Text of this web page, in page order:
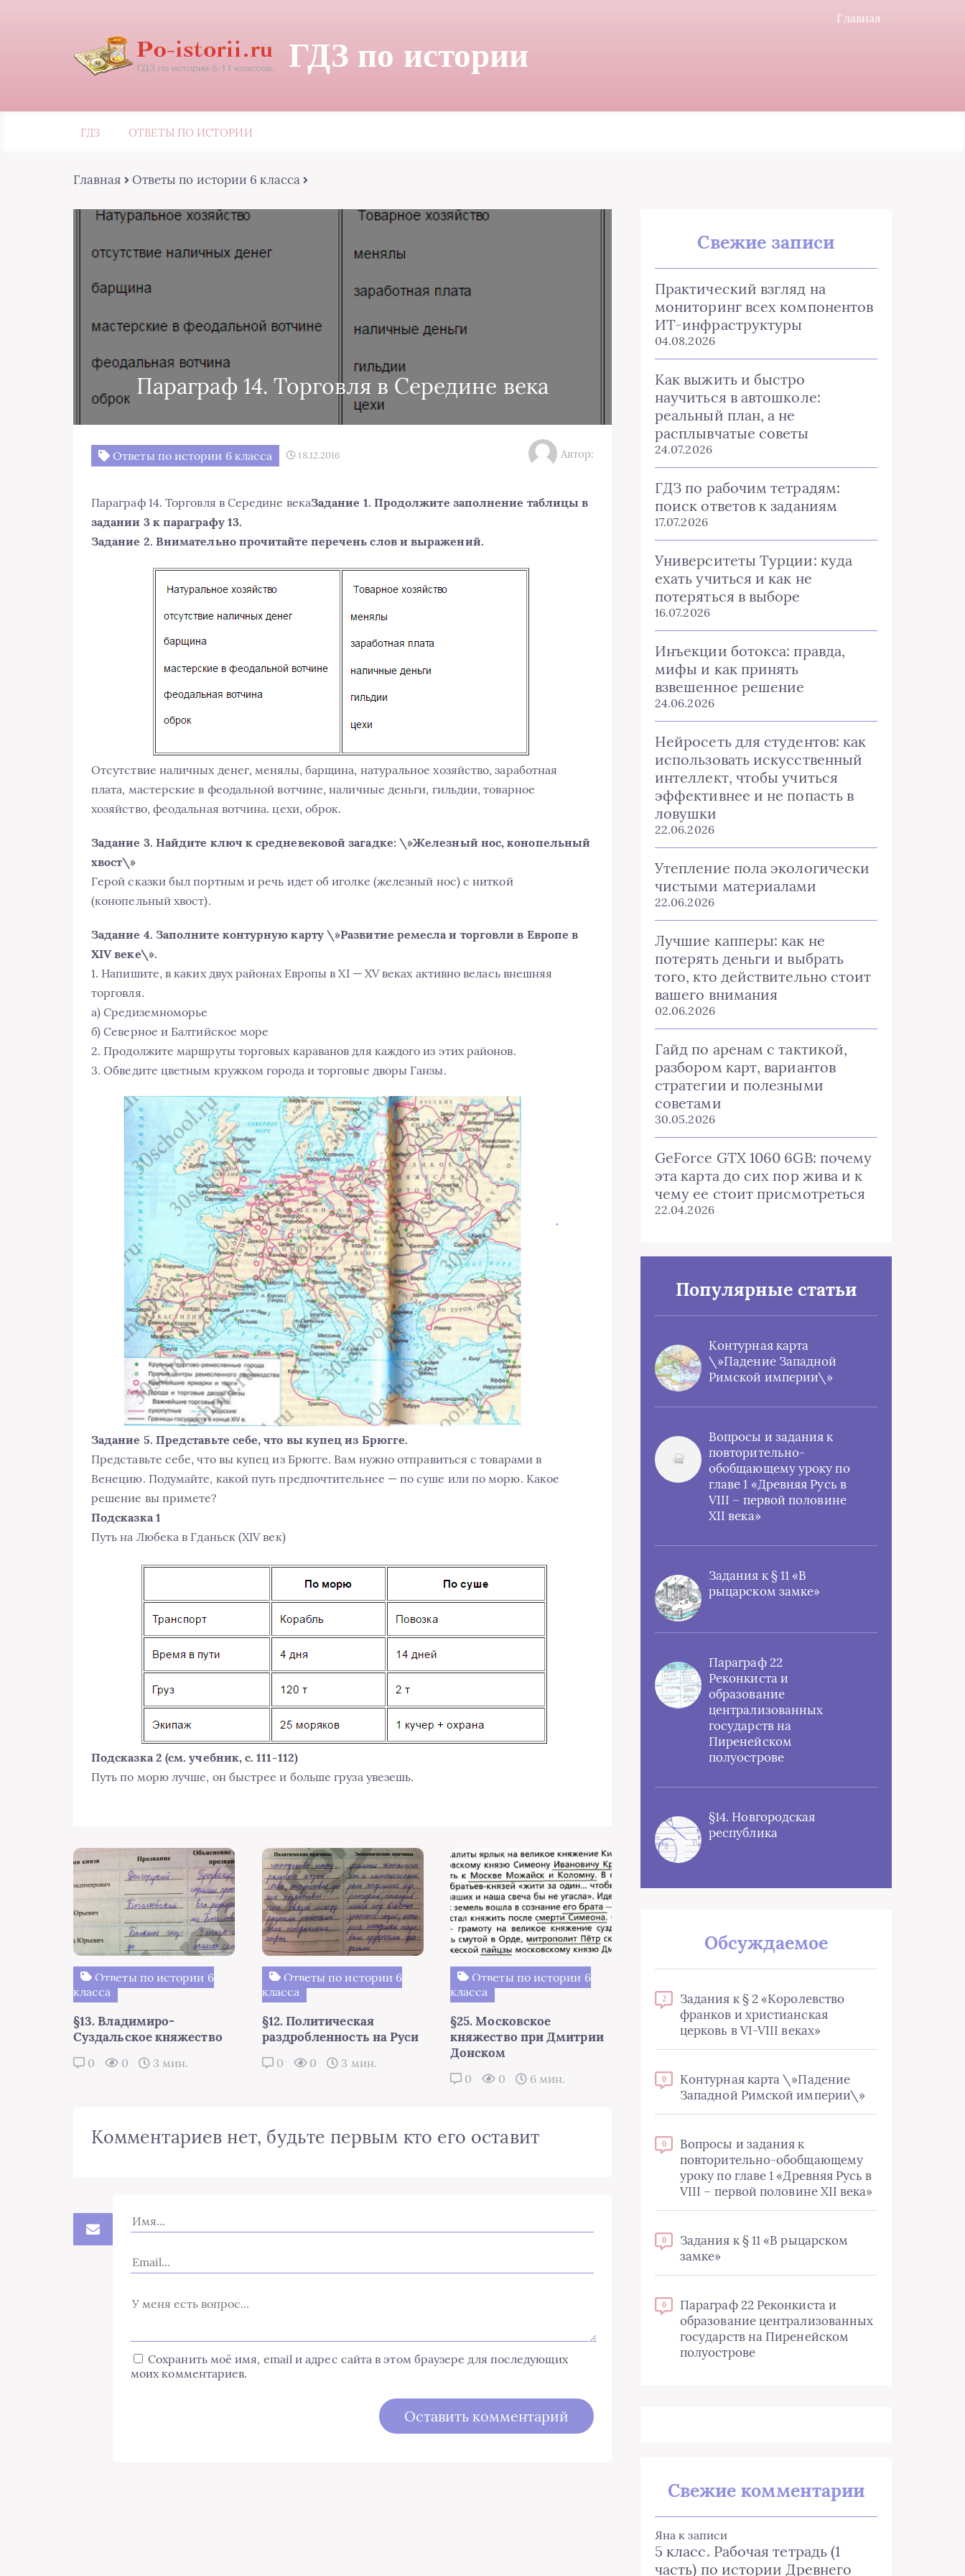
Главная
ГДЗ по истории
ГДЗ ОТВЕТЫ ПО ИСТОРИИ
Главная Ответы по истории 6 класса
Параграф 14. Торговля в Середине века
Ответы по истории 6 класса 18.12.2016 Автор:
Параграф 14. Торговля в Середине векаЗадание 1. Продолжите заполнение таблицы в
задании 3 к параграфу 13.
Задание 2. Внимательно прочитайте перечень слов и выражений.
Отсутствие наличных денег, менялы, барщина, натуральное хозяйство, заработная
плата, мастерские в феодальной вотчине, наличные деньги, гильдии, товарное
хозяйство, феодальная вотчина. цехи, оброк.
Задание 3. Найдите ключ к средневековой загадке: \»Железный нос, конопельный
хвост\»
Герой сказки был портным и речь идет об иголке (железный нос) с ниткой
(конопельный хвост).
Задание 4. Заполните контурную карту \»Развитие ремесла и торговли в Европе в
XIV веке\».
1. Напишите, в каких двух районах Европы в XI — XV веках активно велась внешняя
торговля.
а) Средиземноморье
б) Северное и Балтийское море
2. Продолжите маршруты торговых караванов для каждого из этих районов.
3. Обведите цветным кружком города и торговые дворы Ганзы.
Задание 5. Представьте себе, что вы купец из Брюгге.
Представьте себе, что вы купец из Брюгге. Вам нужно отправиться с товарами в
Венецию. Подумайте, какой путь предпочтительнее — по суше или по морю. Какое
решение вы примете?
Подсказка 1
Путь на Любека в Гданьск (XIV век)
Подсказка 2 (см. учебник, с. 111-112)
Путь по морю лучше, он быстрее и больше груза увезешь.
Ответы по истории 6
класса
§13. Владимиро-
Суздальское княжество
0 0 3 мин.
Ответы по истории 6
класса
§12. Политическая
раздробленность на Руси
0 0 3 мин.
Ответы по истории 6
класса
§25. Московское
княжество при Дмитрии
Донском
0 0 6 мин.
Комментариев нет, будьте первым кто его оставит
Сохранить моё имя, email и адрес сайта в этом браузере для последующих
моих комментариев.
Свежие записи
Практический взгляд на
мониторинг всех компонентов
ИТ-инфраструктуры
04.08.2026
Как выжить и быстро
научиться в автошколе:
реальный план, а не
расплывчатые советы
24.07.2026
ГДЗ по рабочим тетрадям:
поиск ответов к заданиям
17.07.2026
Университеты Турции: куда
ехать учиться и как не
потеряться в выборе
16.07.2026
Инъекции ботокса: правда,
мифы и как принять
взвешенное решение
24.06.2026
Нейросеть для студентов: как
использовать искусственный
интеллект, чтобы учиться
эффективнее и не попасть в
ловушки
22.06.2026
Утепление пола экологически
чистыми материалами
22.06.2026
Лучшие капперы: как не
потерять деньги и выбрать
того, кто действительно стоит
вашего внимания
02.06.2026
Гайд по аренам с тактикой,
разбором карт, вариантов
стратегии и полезными
советами
30.05.2026
GeForce GTX 1060 6GB: почему
эта карта до сих пор жива и к
чему ее стоит присмотреться
22.04.2026
Популярные статьи
Контурная карта
\»Падение Западной
Римской империи\»
Вопросы и задания к
повторительно-
обобщающему уроку по
главе 1 «Древняя Русь в
VIII – первой половине
XII века»
Задания к § 11 «В
рыцарском замке»
Параграф 22
Реконкиста и
образование
централизованных
государств на
Пиренейском
полуострове
§14. Новгородская
республика
Обсуждаемое
2
Задания к § 2 «Королевство
франков и христианская
церковь в VI-VIII веках»
0
Контурная карта \»Падение
Западной Римской империи\»
0
Вопросы и задания к
повторительно-обобщающему
уроку по главе 1 «Древняя Русь в
VIII – первой половине XII века»
0
Задания к § 11 «В рыцарском
замке»
0
Параграф 22 Реконкиста и
образование централизованных
государств на Пиренейском
полуострове
Свежие комментарии
Яна к записи
5 класс. Рабочая тетрадь (1
часть) по истории Древнего